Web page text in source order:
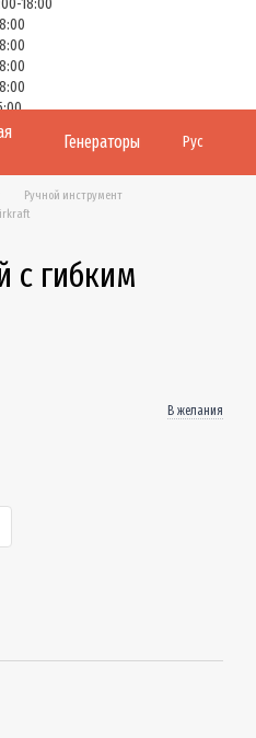
18:00
Генераторы Рус
Ручной инструмент
с гибким
В желания